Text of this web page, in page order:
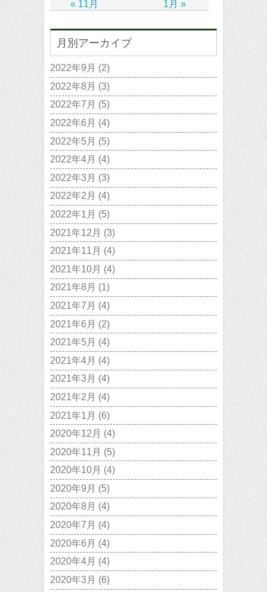
« 11月 1月 »
月別アーカイブ
2022年9月 (2)
2022年8月 (3)
2022年7月 (5)
2022年6月 (4)
2022年5月 (5)
2022年4月 (4)
2022年3月 (3)
2022年2月 (4)
2022年1月 (5)
2021年12月 (3)
2021年11月 (4)
2021年10月 (4)
2021年8月 (1)
2021年7月 (4)
2021年6月 (2)
2021年5月 (4)
2021年4月 (4)
2021年3月 (4)
2021年2月 (4)
2021年1月 (6)
2020年12月 (4)
2020年11月 (5)
2020年10月 (4)
2020年9月 (5)
2020年8月 (4)
2020年7月 (4)
2020年6月 (4)
2020年4月 (4)
2020年3月 (6)